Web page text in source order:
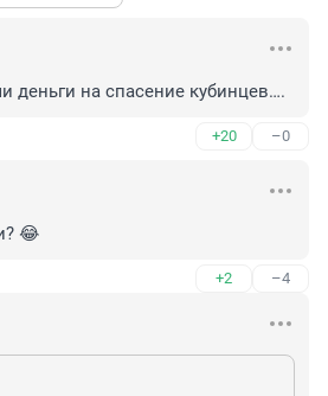
деньги на спасение кубинцев….
+20 –0
😂
+2 –4